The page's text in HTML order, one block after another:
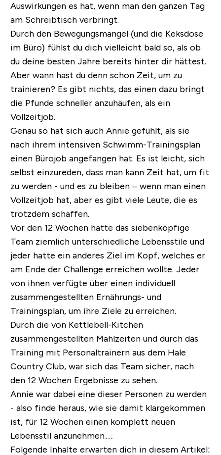
Auswirkungen es hat, wenn man den ganzen Tag
am Schreibtisch verbringt.
Durch den Bewegungsmangel (und die Keksdose
im Büro) fühlst du dich vielleicht bald so, als ob
du deine besten Jahre bereits hinter dir hättest.
Aber wann hast du denn schon Zeit, um zu
trainieren? Es gibt nichts, das einen dazu bringt
die Pfunde schneller anzuhäufen, als ein
Vollzeitjob.
Genau so hat sich auch Annie gefühlt, als sie
nach ihrem intensiven Schwimm-Trainingsplan
einen Bürojob angefangen hat. Es ist leicht, sich
selbst einzureden, dass man kann Zeit hat, um fit
zu werden - und es zu bleiben – wenn man einen
Vollzeitjob hat, aber es gibt viele Leute, die es
trotzdem schaffen.
Vor den 12 Wochen hatte das siebenköpfige
Team ziemlich unterschiedliche Lebensstile und
jeder hatte ein anderes Ziel im Kopf, welches er
am Ende der Challenge erreichen wollte. Jeder
von ihnen verfügte über einen individuell
zusammengestellten Ernährungs- und
Trainingsplan, um ihre Ziele zu erreichen.
Durch die von Kettlebell-Kitchen
zusammengestellten Mahlzeiten und durch das
Training mit Personaltrainern aus dem Hale
Country Club, war sich das Team sicher, nach
den 12 Wochen Ergebnisse zu sehen.
Annie war dabei eine dieser Personen zu werden
- also finde heraus, wie sie damit klargekommen
ist, für 12 Wochen einen komplett neuen
Lebensstil anzunehmen…
Folgende Inhalte erwarten dich in diesem Artikel: